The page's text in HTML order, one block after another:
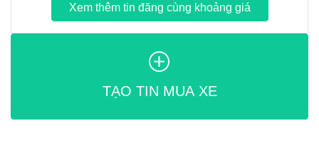
Xem thêm tin đăng cùng khoảng giá
TẠO TIN MUA XE